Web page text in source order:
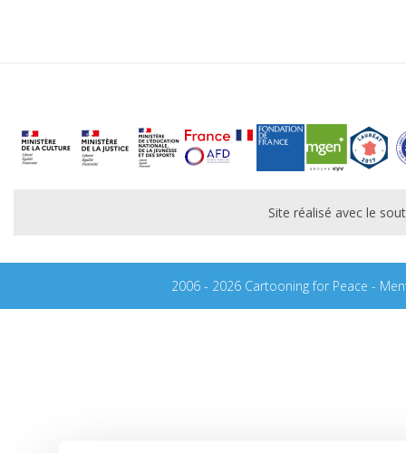
Site réalisé avec le
2006 - 2026 Cartooning for Peace -